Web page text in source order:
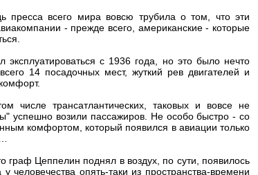
пресса всего мира вовсю трубила о том, что эти
- прежде всего, американские - которые
с 1936 года, но это было нечто
14 посадочных мест, жуткий рев двигателей и
числе трансатлантических, таковых и вовсе не
успешно возили пассажиров. Не особо быстро - со
комфортом, который появился в авиации только
граф Цеппелин поднял в воздух, по сути, появилось
опять-таки из пространства-времени